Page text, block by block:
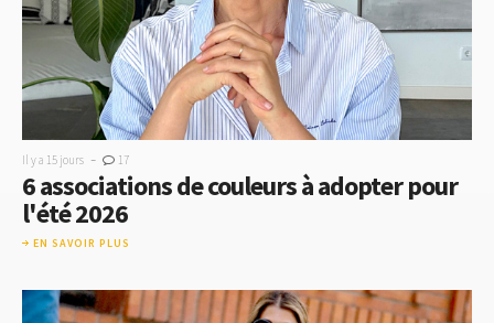
Il y a 15 jours - 17
6 associations de couleurs à adopter pour
l'été 2026
EN SAVOIR PLUS